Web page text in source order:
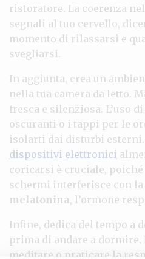
ristoratore. La coerenza
segnali al tuo cervello,
momento di rilassarsi e
svegliarsi.
In aggiunta, crea un
nella tua camera da letto.
fresca e silenziosa. L’uso
oscuranti o i tappi per le
isolarti dai disturbi esterni.
dispositivi elettronici
coricarsi è cruciale, poiché
schermi interferisce con
melatonina, l’ormone
Infine, dedica del tempo a
prima di andare a dormire.
meditare o praticare la